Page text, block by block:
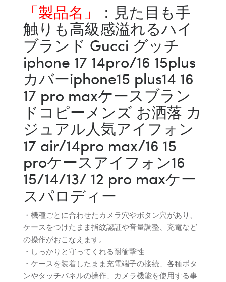
「製品名」 ：見た目も手
触りも高級感溢れるハイ
ブランド Gucci グッチ
iphone 17 14pro/16 15plus
カバーiphone15 plus14 16
17 pro maxケースブラン
ドコピーメンズ お洒落 カ
ジュアル人気アイフォン
17 air/14pro max/16 15
proケースアイフォン16
15/14/13/ 12 pro maxケー
スパロディー
・機種ごとに合わせたカメラ穴やボタン穴があり、
ケースをつけたまま指紋認証や音量調整、充電など
の操作がおこなえます。
・しっかりと守ってくれる耐衝撃性
・ケースを装着したまま充電端子の接続、各種ボタ
ンやタッチパネルの操作、カメラ機能を使用する事